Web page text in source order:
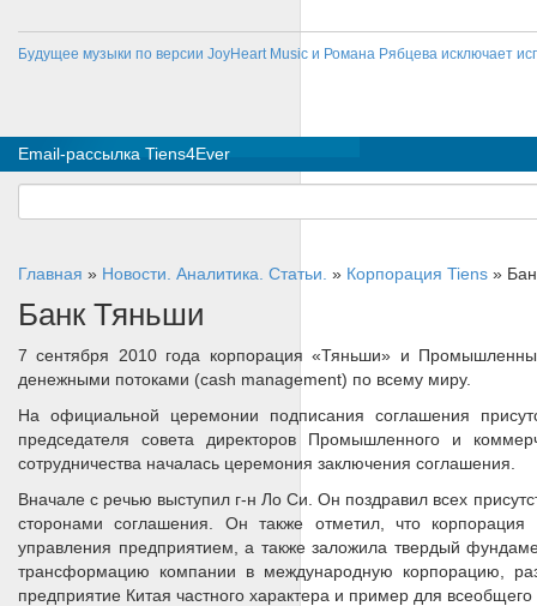
Будущее музыки по версии JoyHeart Music и Романа Рябцева исключает
Email-рассылка Tiens4Ever
Главная » Новости. Аналитика. Статьи. » Корпорация Tiens »
Банк Тяньши
7 сентября 2010 года корпорация «Тяньши» и
денежными потоками (cash management) по всему миру.
На официальной церемонии подписания соглашения
председателя совета директоров Промышленного и
сотрудничества началась церемония заключения соглашения.
Вначале с речью выступил г-н Ло Си. Он поздравил всех
сторонами соглашения. Он также отметил, что
управления предприятием, а также заложила твердый
трансформацию компании в международную корпорацию,
предприятие Китая частного характера и пример для